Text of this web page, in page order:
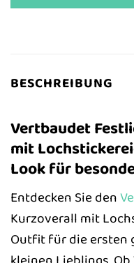
BESCHREIBUNG
Vertbaudet
mit
Look für
Entdecken Sie den
Kurzoverall mit
Outfit für die ersten